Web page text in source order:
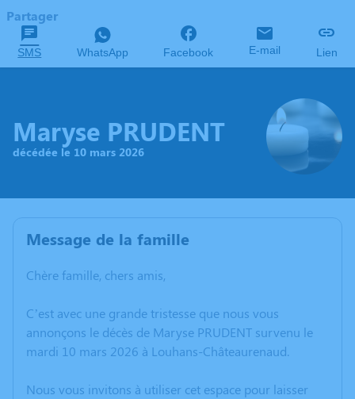
Partager
SMS WhatsApp Facebook E-mail Lien
Maryse PRUDENT
décédée le 10 mars 2026
Message de la famille
Chère famille, chers amis,
C’est avec une grande tristesse que nous vous
annonçons le décès de Maryse PRUDENT survenu le
mardi 10 mars 2026 à Louhans-Châteaurenaud.
Nous vous invitons à utiliser cet espace pour laisser